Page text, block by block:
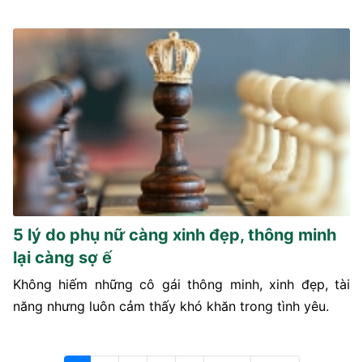
5 lý do phụ nữ càng xinh đẹp, thông minh
lại càng sợ ế
Không hiếm những cô gái thông minh, xinh đẹp, tài
năng nhưng luôn cảm thấy khó khăn trong tình yêu.